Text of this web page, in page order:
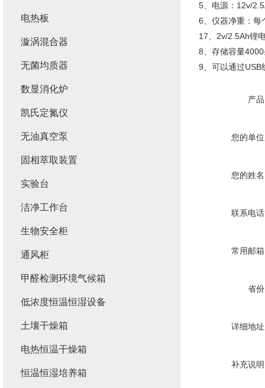
5、电源：12v/
6、仪器净重：每
17、2v/2.5Ah锂
8、存储容量
9、可以通过USB
产
您的单
您的姓
联系电
常用邮
省
详细地
补充说
电热板
漩涡混合器
无菌均质器
数显消化炉
凯氏定氮仪
无油真空泵
固相萃取装置
实验台
洁净工作台
生物安全柜
通风柜
甲醛检测环境气候箱
低浓度恒温恒湿设备
土壤干燥箱
电热恒温干燥箱
恒温恒湿培养箱